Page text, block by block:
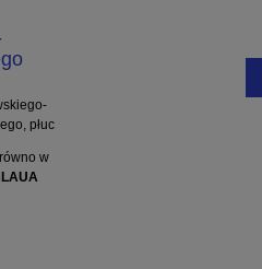
płuc
w